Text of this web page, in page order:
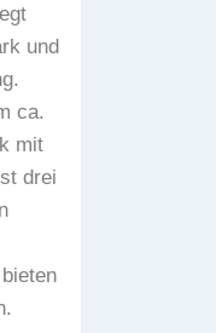
und
ca.
mit
drei